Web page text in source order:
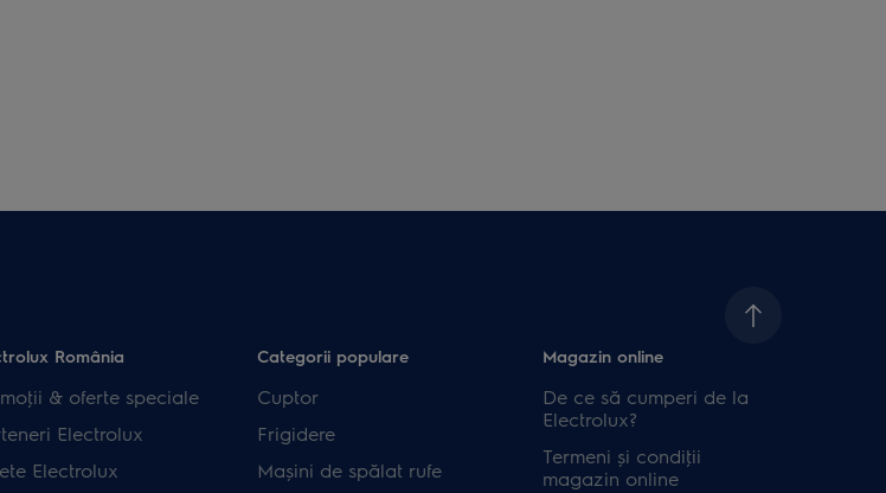
România
& oferte speciale
Electrolux
Electrolux
Categorii populare
Cuptor
Frigidere
Mașini de spălat rufe
Magazin online
De ce să cumperi de la
Electrolux?
Termeni și condiţii
magazin online